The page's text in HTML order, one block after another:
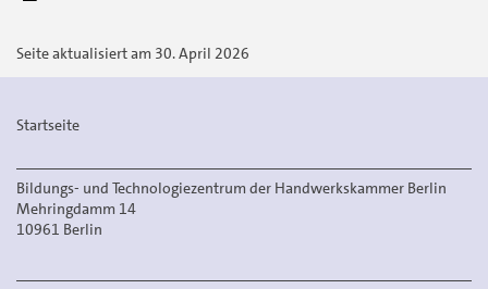
versenden
Seite aktualisiert am 30. April 2026
Startseite
Bildungs- und Technologiezentrum der Handwerkskammer Berlin
Mehringdamm 14
10961 Berlin